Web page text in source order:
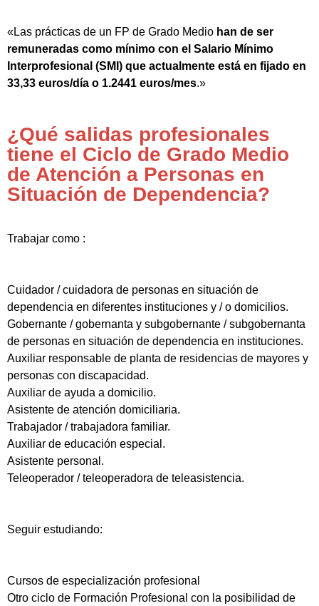
«Las prácticas de un FP de Grado Medio han de ser
remuneradas como mínimo con el Salario Mínimo
Interprofesional (SMI) que actualmente está en fijado en
33,33 euros/día o 1.2441 euros/mes.»
¿Qué salidas profesionales
tiene el Ciclo de Grado Medio
de Atención a Personas en
Situación de Dependencia?
Trabajar como :
Cuidador / cuidadora de personas en situación de
dependencia en diferentes instituciones y / o domicilios.
Gobernante / gobernanta y subgobernante / subgobernanta
de personas en situación de dependencia en instituciones.
Auxiliar responsable de planta de residencias de mayores y
personas con discapacidad.
Auxiliar de ayuda a domicilio.
Asistente de atención domiciliaria.
Trabajador / trabajadora familiar.
Auxiliar de educación especial.
Asistente personal.
Teleoperador / teleoperadora de teleasistencia.
Seguir estudiando:
Cursos de especialización profesional
Otro ciclo de Formación Profesional con la posibilidad de